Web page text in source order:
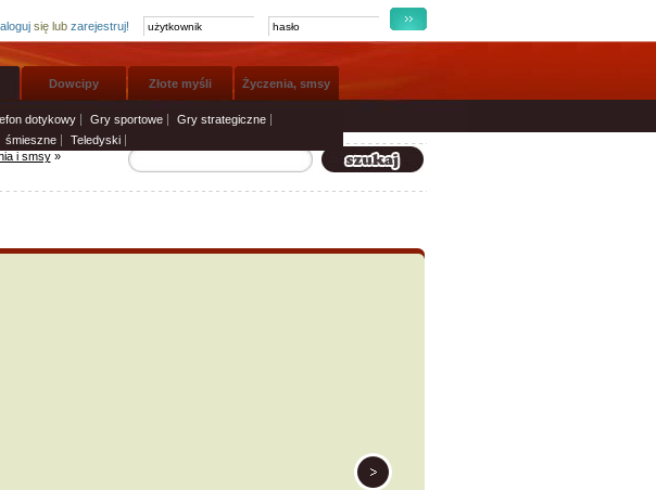
się lub zarejestruj!
dotykowy Gry sportowe
Gry strategiczne
śmieszne Teledyski
Dowcipy Złote myśli Życzenia, smsy
i smsy»